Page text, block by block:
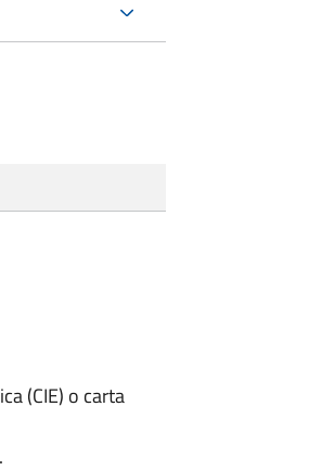
(CIE) o carta